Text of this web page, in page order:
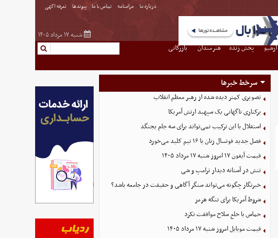
درباره ما مرامنامه تماس با ما پیوندها تعرفه اگهی
شنبه ۱۷ مرداد ۱۴۰۵
آرشیو پخش زنده هنرمندان
بازرگانی
سرخط خبرها
تصویری کمتر دیده شده از رهبر معظم انقلاب
برکناری ناگهانی یک سپهبد ارتش آمریکا
استقلال با این ترکیب نمی‌تواند برای سه جام بجنگد
فصل جدید فوتسال زنان با ۱۶ تیم کلید می‌خورد
قیمت آیفون ۱۷ امروز شنبه ۱۷ مرداد ۱۴۰۵
تنش در آستانه دیدار ترامپ و شی
خبرنگار چگونه می‌تواند سنگر آگاهی و حقیقت در جامعه باشد؟
شروط آمریکا برای تنگه هرمز
حماس با خلع سلاح موافقت نکرد
قیمت موبایل‌ امروز شنبه ۱۷ مرداد ۱۴۰۵